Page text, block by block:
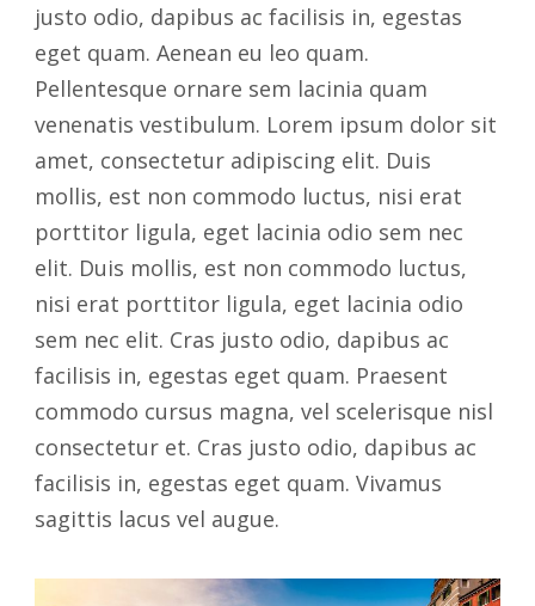
justo odio, dapibus ac facilisis in, egestas
eget quam. Aenean eu leo quam.
Pellentesque ornare sem lacinia quam
venenatis vestibulum. Lorem ipsum dolor sit
amet, consectetur adipiscing elit. Duis
mollis, est non commodo luctus, nisi erat
porttitor ligula, eget lacinia odio sem nec
elit. Duis mollis, est non commodo luctus,
nisi erat porttitor ligula, eget lacinia odio
sem nec elit. Cras justo odio, dapibus ac
facilisis in, egestas eget quam. Praesent
commodo cursus magna, vel scelerisque nisl
consectetur et. Cras justo odio, dapibus ac
facilisis in, egestas eget quam. Vivamus
sagittis lacus vel augue.